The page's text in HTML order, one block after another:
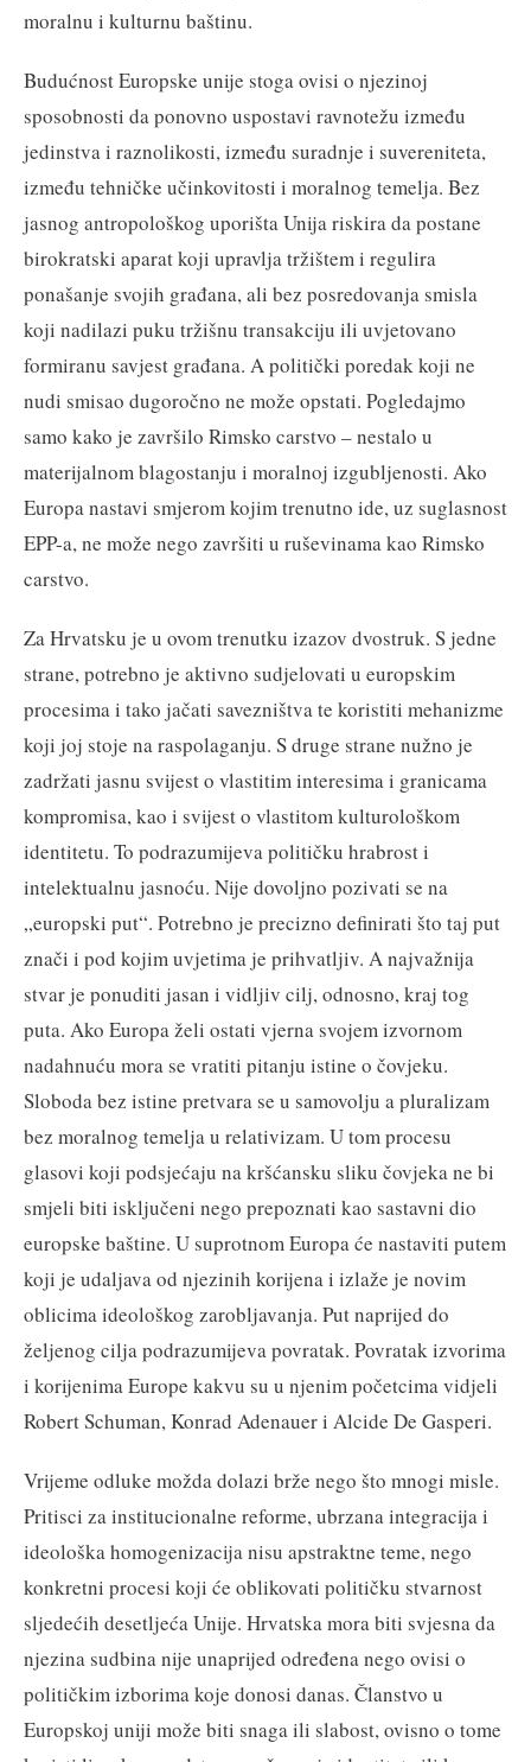
moralnu i kulturnu baštinu.
Budućnost Europske unije stoga ovisi o njezinoj
sposobnosti da ponovno uspostavi ravnotežu između
jedinstva i raznolikosti, između suradnje i suvereniteta,
između tehničke učinkovitosti i moralnog temelja. Bez
jasnog antropološkog uporišta Unija riskira da postane
birokratski aparat koji upravlja tržištem i regulira
ponašanje svojih građana, ali bez posredovanja smisla
koji nadilazi puku tržišnu transakciju ili uvjetovano
formiranu savjest građana. A politički poredak koji ne
nudi smisao dugoročno ne može opstati. Pogledajmo
samo kako je završilo Rimsko carstvo – nestalo u
materijalnom blagostanju i moralnoj izgubljenosti. Ako
Europa nastavi smjerom kojim trenutno ide, uz suglasnost
EPP-a, ne može nego završiti u ruševinama kao Rimsko
carstvo.
Za Hrvatsku je u ovom trenutku izazov dvostruk. S jedne
strane, potrebno je aktivno sudjelovati u europskim
procesima i tako jačati savezništva te koristiti mehanizme
koji joj stoje na raspolaganju. S druge strane nužno je
zadržati jasnu svijest o vlastitim interesima i granicama
kompromisa, kao i svijest o vlastitom kulturološkom
identitetu. To podrazumijeva političku hrabrost i
intelektualnu jasnoću. Nije dovoljno pozivati se na
„europski put“. Potrebno je precizno definirati što taj put
znači i pod kojim uvjetima je prihvatljiv. A najvažnija
stvar je ponuditi jasan i vidljiv cilj, odnosno, kraj tog
puta. Ako Europa želi ostati vjerna svojem izvornom
nadahnuću mora se vratiti pitanju istine o čovjeku.
Sloboda bez istine pretvara se u samovolju a pluralizam
bez moralnog temelja u relativizam. U tom procesu
glasovi koji podsjećaju na kršćansku sliku čovjeka ne bi
smjeli biti isključeni nego prepoznati kao sastavni dio
europske baštine. U suprotnom Europa će nastaviti putem
koji je udaljava od njezinih korijena i izlaže je novim
oblicima ideološkog zarobljavanja. Put naprijed do
željenog cilja podrazumijeva povratak. Povratak izvorima
i korijenima Europe kakvu su u njenim početcima vidjeli
Robert Schuman, Konrad Adenauer i Alcide De Gasperi.
Vrijeme odluke možda dolazi brže nego što mnogi misle.
Pritisci za institucionalne reforme, ubrzana integracija i
ideološka homogenizacija nisu apstraktne teme, nego
konkretni procesi koji će oblikovati političku stvarnost
sljedećih desetljeća Unije. Hrvatska mora biti svjesna da
njezina sudbina nije unaprijed određena nego ovisi o
političkim izborima koje donosi danas. Članstvo u
Europskoj uniji može biti snaga ili slabost, ovisno o tome